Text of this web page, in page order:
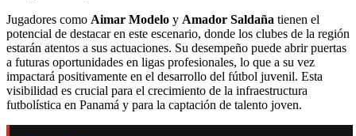
Jugadores como Aimar Modelo y Amador Saldaña tienen el
potencial de destacar en este escenario, donde los clubes de la región
estarán atentos a sus actuaciones. Su desempeño puede abrir puertas
a futuras oportunidades en ligas profesionales, lo que a su vez
impactará positivamente en el desarrollo del fútbol juvenil. Esta
visibilidad es crucial para el crecimiento de la infraestructura
futbolística en Panamá y para la captación de talento joven.